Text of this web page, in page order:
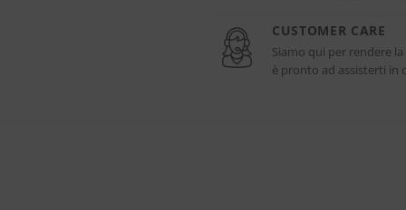
CUSTOMER CARE
Siamo qui per rendere
è pronto ad assisterti in